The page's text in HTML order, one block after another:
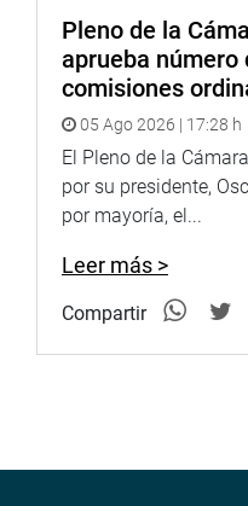
asegurados.
Pleno de la
aprueba número
comisiones
05 Ago 2026 | 17:28 h
El Pleno de la
por su presidente,
por mayoría, el...
Leer más >
Compartir